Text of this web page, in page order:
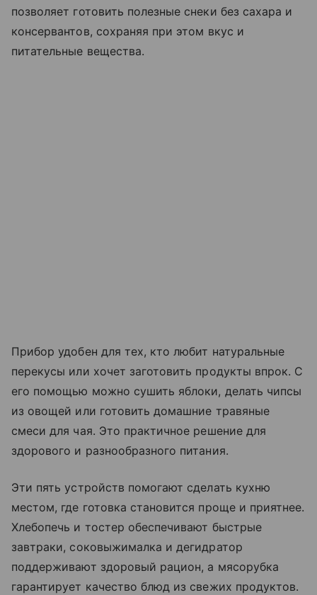
позволяет готовить полезные снеки без сахара и
консервантов, сохраняя при этом вкус и
питательные вещества.
Прибор удобен для тех, кто любит натуральные
перекусы или хочет заготовить продукты впрок. С
его помощью можно сушить яблоки, делать чипсы
из овощей или готовить домашние травяные
смеси для чая. Это практичное решение для
здорового и разнообразного питания.
Эти пять устройств помогают сделать кухню
местом, где готовка становится проще и приятнее.
Хлебопечь и тостер обеспечивают быстрые
завтраки, соковыжималка и дегидратор
поддерживают здоровый рацион, а мясорубка
гарантирует качество блюд из свежих продуктов.